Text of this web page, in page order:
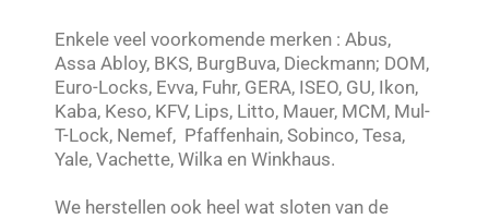
Enkele veel voorkomende merken : Abus,
Assa Abloy, BKS, BurgBuva, Dieckmann; DOM,
Euro-Locks, Evva, Fuhr, GERA, ISEO, GU, Ikon,
Kaba, Keso, KFV, Lips, Litto, Mauer, MCM, Mul-
T-Lock, Nemef, Pfaffenhain, Sobinco, Tesa,
Yale, Vachette, Wilka en Winkhaus.
We herstellen ook heel wat sloten van de